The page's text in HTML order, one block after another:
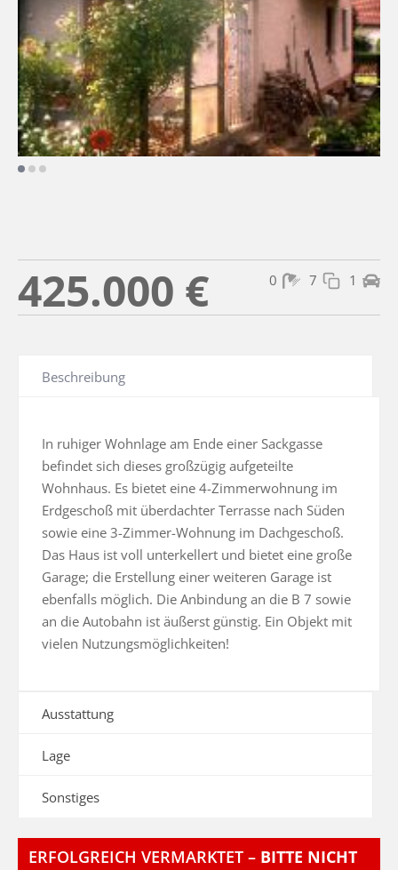
425.000 € 1
7
0
Beschreibung
In ruhiger Wohnlage am Ende einer Sackgasse
befindet sich dieses großzügig aufgeteilte
Wohnhaus. Es bietet eine 4-Zimmerwohnung im
Erdgeschoß mit überdachter Terrasse nach Süden
sowie eine 3-Zimmer-Wohnung im Dachgeschoß.
Das Haus ist voll unterkellert und bietet eine große
Garage; die Erstellung einer weiteren Garage ist
ebenfalls möglich. Die Anbindung an die B 7 sowie
an die Autobahn ist äußerst günstig. Ein Objekt mit
vielen Nutzungsmöglichkeiten!
Ausstattung
Lage
Sonstiges
ERFOLGREICH VERMARKTET – BITTE NICHT